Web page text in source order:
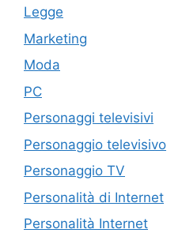
Legge
Marketing
Moda
PC
Personaggi televisivi
Personaggio televisivo
Personaggio TV
Personalità di Internet
Personalità Internet